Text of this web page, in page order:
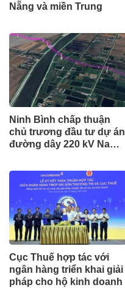
Nẵng và miền Trung
Ninh Bình chấp thuận
chủ trương đầu tư dự án
đường dây 220 kV Nam
Cục Thuế hợp tác với
ngân hàng triển khai giải
pháp cho hộ kinh doanh